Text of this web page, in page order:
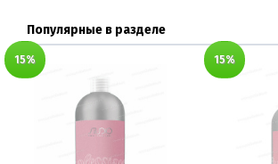
Популярные в разделе
15% 15%